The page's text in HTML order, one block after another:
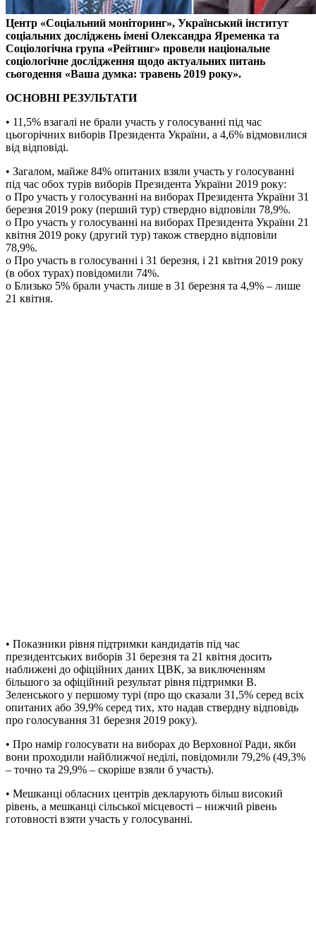
Центр «Соціальний моніторинг», Український інститут
соціальних досліджень імені Олександра Яременка та
Соціологічна група «Рейтинг» провели національне
соціологічне дослідження щодо актуальних питань
сьогодення «Ваша думка: травень 2019 року».
ОСНОВНІ РЕЗУЛЬТАТИ
• 11,5% взагалі не брали участь у голосуванні під час
цьогорічних виборів Президента України, а 4,6% відмовилися
від відповіді.
• Загалом, майже 84% опитаних взяли участь у голосуванні
під час обох турів виборів Президента України 2019 року:
o Про участь у голосуванні на виборах Президента України 31
березня 2019 року (перший тур) ствердно відповіли 78,9%.
o Про участь у голосуванні на виборах Президента України 21
квітня 2019 року (другий тур) також ствердно відповіли
78,9%.
o Про участь в голосуванні і 31 березня, і 21 квітня 2019 року
(в обох турах) повідомили 74%.
o Близько 5% брали участь лише в 31 березня та 4,9% – лише
21 квітня.
• Показники рівня підтримки кандидатів під час
президентських виборів 31 березня та 21 квітня досить
наближені до офіційних даних ЦВК, за виключенням
більшого за офіційний результат рівня підтримки В.
Зеленського у першому турі (про що сказали 31,5% серед всіх
опитаних або 39,9% серед тих, хто надав ствердну відповідь
про голосування 31 березня 2019 року).
• Про намір голосувати на виборах до Верховної Ради, якби
вони проходили найближчої неділі, повідомили 79,2% (49,3%
– точно та 29,9% – скоріше взяли б участь).
• Мешканці обласних центрів декларують більш високий
рівень, а мешканці сільської місцевості – нижчий рівень
готовності взяти участь у голосуванні.